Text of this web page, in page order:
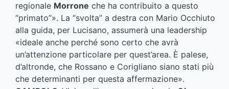
regionale Morrone che ha contribuito a questo
“primato”». La “svolta” a destra con Mario Occhiuto
alla guida, per Lucisano, assumerà una leadership
«ideale anche perché sono certo che avrà
un’attenzione particolare per quest’area. È palese,
d’altronde, che Rossano e Corigliano siano stati più
che determinanti per questa affermazione».